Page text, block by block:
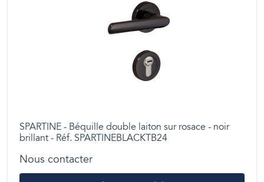
SPARTINE - Béquille double laiton sur rosace - noir
brillant - Réf. SPARTINEBLACKTB24
Nous contacter